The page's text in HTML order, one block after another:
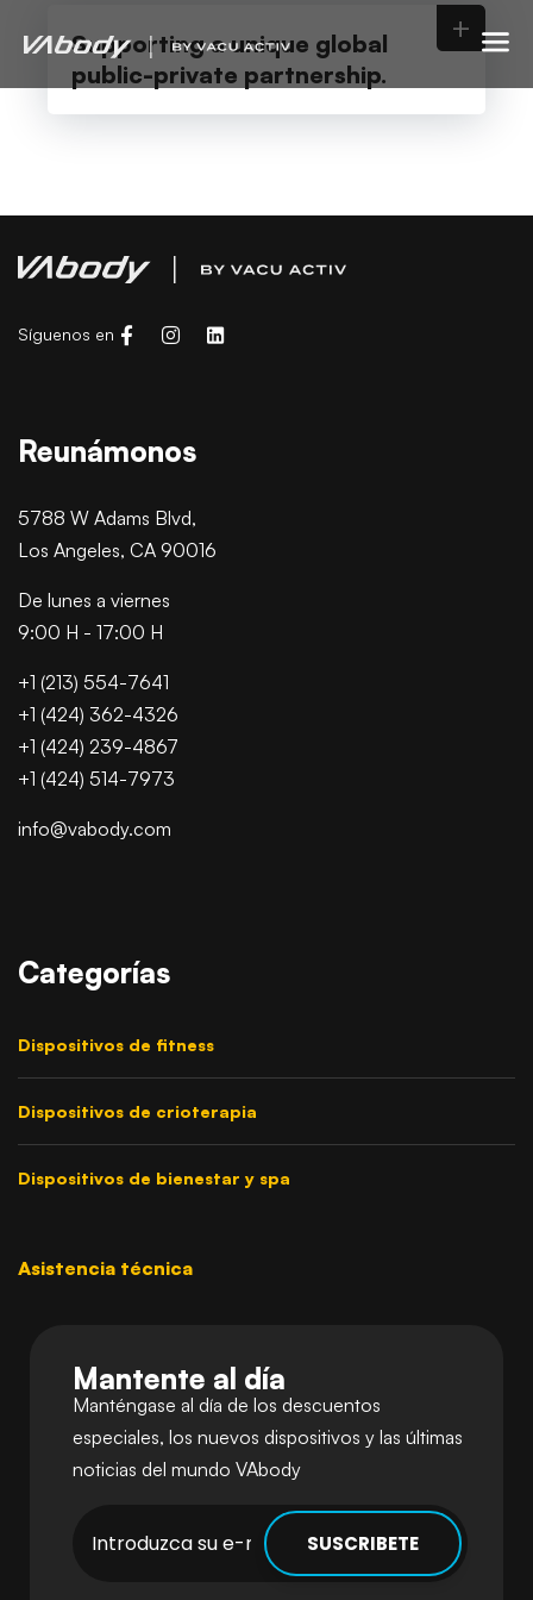
Supporting a unique global
public-private partnership.
+
Síguenos en
Reunámonos
5788 W Adams Blvd,
Los Angeles, CA 90016
De lunes a viernes
9:00 H - 17:00 H
+1 (213) 554-7641
+1 (424) 362-4326
+1 (424) 239-4867
+1 (424) 514-7973
info@vabody.com
Categorías
Dispositivos de fitness
Dispositivos de crioterapia
Dispositivos de bienestar y spa
Asistencia técnica
Mantente al día
Manténgase al día de los descuentos
especiales, los nuevos dispositivos y las últimas
noticias del mundo VAbody